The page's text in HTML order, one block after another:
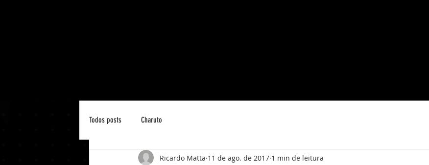
Todos posts Charuto
Ricardo Matta 11 de ago. de 2017 1 min de leitura